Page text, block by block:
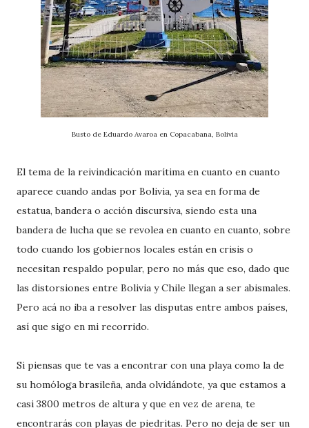
Busto de Eduardo Avaroa en Copacabana, Bolivia
El tema de la reivindicación marítima en cuanto en cuanto
aparece cuando andas por Bolivia, ya sea en forma de
estatua, bandera o acción discursiva, siendo esta una
bandera de lucha que se revolea en cuanto en cuanto, sobre
todo cuando los gobiernos locales están en crisis o
necesitan respaldo popular, pero no más que eso, dado que
las distorsiones entre Bolivia y Chile llegan a ser abismales.
Pero acá no iba a resolver las disputas entre ambos países,
así que sigo en mi recorrido.
Si piensas que te vas a encontrar con una playa como la de
su homóloga brasileña, anda olvidándote, ya que estamos a
casi 3800 metros de altura y que en vez de arena, te
encontrarás con playas de piedritas. Pero no deja de ser un